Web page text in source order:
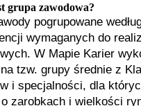
grupa zawodowa?
pogrupowane
wymaganych do
W Mapie Karier
na tzw. grupy średnie z
i specjalności, dla
zarobkach i wielkości